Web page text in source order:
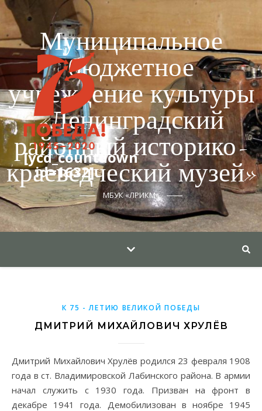
[ycd_countdown
id=1632]
Муниципальное
бюджетное
учреждение культуры
«Ленинградский
районный историко-
краеведческий музей»
МБУК «ЛРИКМ»
К 75 - ЛЕТИЮ ВЕЛИКОЙ ПОБЕДЫ
ДМИТРИЙ МИХАЙЛОВИЧ ХРУЛЁВ
Дмитрий Михайлович Хрулёв родился 23 февраля 1908
года в ст. Владимировской Лабинского района. В армии
начал служить с 1930 года. Призван на фронт в
декабре 1941 года. Демобилизован в ноябре 1945